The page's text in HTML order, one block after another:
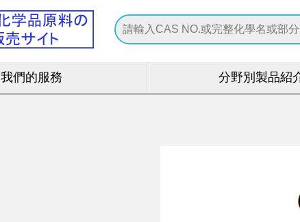
我們的服務 分野別製品紹